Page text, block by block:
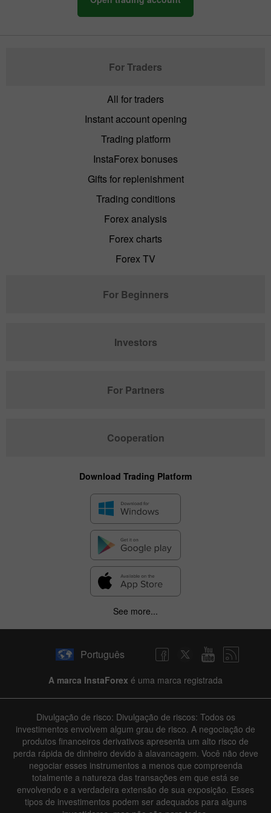
For Traders
All for traders
Instant account opening
Trading platform
InstaForex bonuses
Gifts for replenishment
Trading conditions
Forex analysis
Forex charts
Forex TV
For Beginners
Investors
For Partners
Cooperation
Download Trading Platform
See more...
Português
A marca InstaForex é uma marca registrada
Divulgação de risco: Divulgação de riscos: Todos os
investimentos envolvem algum grau de risco. A negociação de
produtos financeiros derivativos apresenta um alto risco de
perda rápida de dinheiro devido à alavancagem. Você não deve
negociar esses instrumentos a menos que compreenda
totalmente a natureza das transações em que está se
envolvendo e a verdadeira extensão de sua exposição. Esses
tipos de investimentos podem ser adequados para alguns